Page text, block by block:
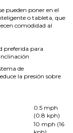
pueden poner en el
o tableta, que
comodidad al
preferida para
de
la presión sobre
0.5 mph
(0.8 kph)
10 mph (16